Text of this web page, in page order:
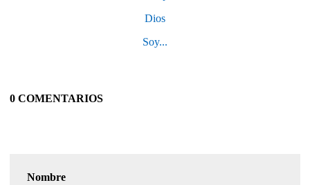
Dios
Soy...
0 COMENTARIOS
Nombre